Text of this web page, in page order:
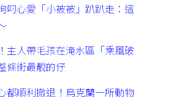
叼心愛「小被被」趴趴走：這
主人帶毛孩在淹水區「乘風破
條街最靚的仔
都順利撤退！烏克蘭一所動物